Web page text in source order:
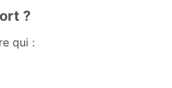
?
qui :